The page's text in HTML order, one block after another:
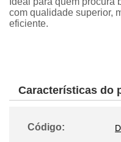
com qualidade superior,
eficiente.
Características do
Código: